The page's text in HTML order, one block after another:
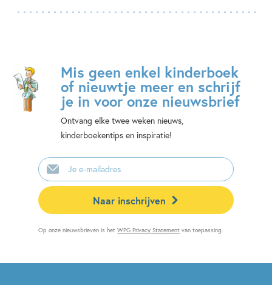
Mis geen enkel kinderboek
of nieuwtje meer en schrijf
je in voor onze nieuwsbrief
Ontvang elke twee weken nieuws,
kinderboekentips en inspiratie!
E-
mailadres
Naar inschrijven
Op onze nieuwsbrieven is hetWPG Privacy Statement van toepassing.